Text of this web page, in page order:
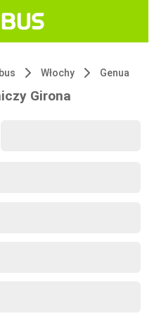
Włochy Genua
Girona